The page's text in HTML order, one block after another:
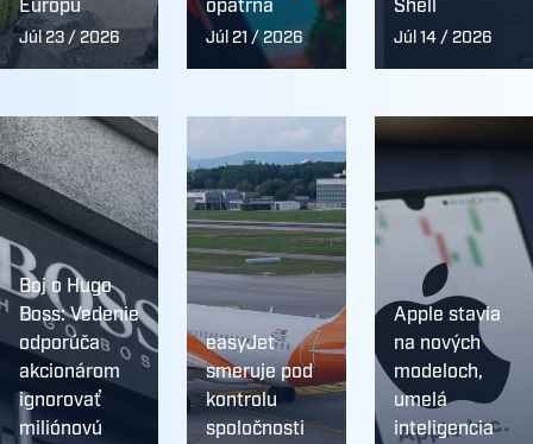
Európu
Júl 23 / 2026
opatrná
Júl 21 / 2026
Shell
Júl 14 / 2026
Boj o Hugo
Boss: Vedenie
odporúča
akcionárom
ignorovať
miliónovú
easyJet
smeruje pod
kontrolu
spoločnosti
Apple stavia
na nových
modeloch,
umelá
inteligencia